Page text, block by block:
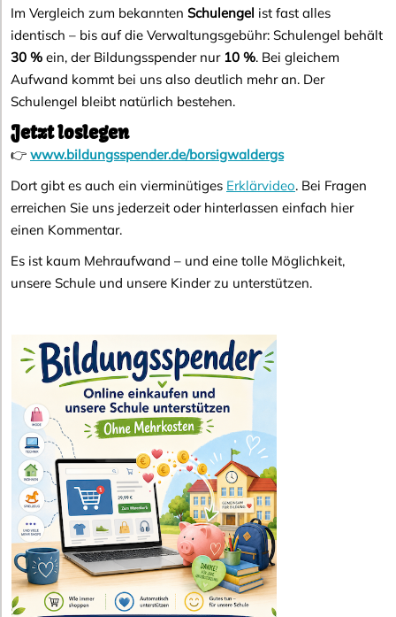
Im Vergleich zum bekannten Schulengel ist fast alles
identisch – bis auf die Verwaltungsgebühr: Schulengel behält
30 % ein, der Bildungsspender nur 10 %. Bei gleichem
Aufwand kommt bei uns also deutlich mehr an. Der
Schulengel bleibt natürlich bestehen.
Jetzt loslegen
👉 www.bildungsspender.de/borsigwaldergs
Dort gibt es auch ein vierminütiges Erklärvideo. Bei Fragen
erreichen Sie uns jederzeit oder hinterlassen einfach hier
einen Kommentar.
Es ist kaum Mehraufwand – und eine tolle Möglichkeit,
unsere Schule und unsere Kinder zu unterstützen.